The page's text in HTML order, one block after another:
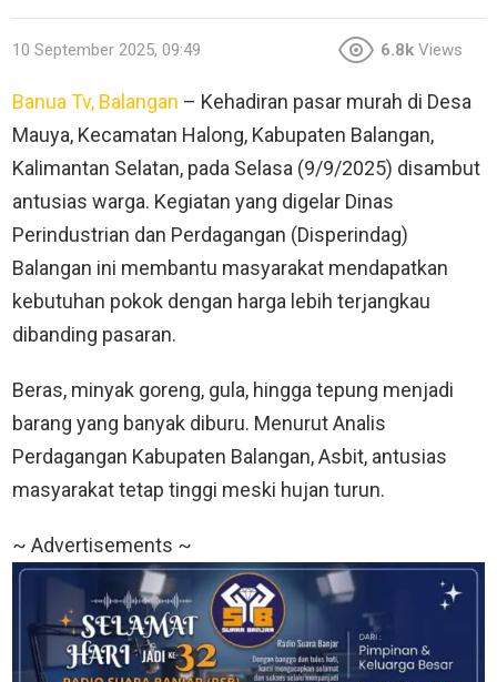
10 September 2025, 09:49 6.8k Views
Banua Tv, Balangan – Kehadiran pasar murah di Desa
Mauya, Kecamatan Halong, Kabupaten Balangan,
Kalimantan Selatan, pada Selasa (9/9/2025) disambut
antusias warga. Kegiatan yang digelar Dinas
Perindustrian dan Perdagangan (Disperindag)
Balangan ini membantu masyarakat mendapatkan
kebutuhan pokok dengan harga lebih terjangkau
dibanding pasaran.
Beras, minyak goreng, gula, hingga tepung menjadi
barang yang banyak diburu. Menurut Analis
Perdagangan Kabupaten Balangan, Asbit, antusias
masyarakat tetap tinggi meski hujan turun.
~ Advertisements ~